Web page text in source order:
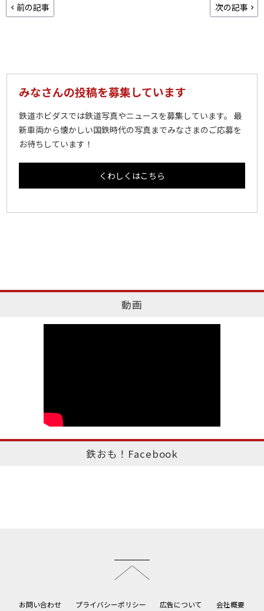
前の記事 次の記事
みなさんの投稿を募集しています
鉄道ホビダスでは鉄道写真やニュースを募集しています。 最
新車両から懐かしい国鉄時代の写真までみなさまのご応募を
お待ちしています！
くわしくはこちら
動画
鉄おも！Facebook
お問い合わせ プライバシーポリシー 広告について 会社概要